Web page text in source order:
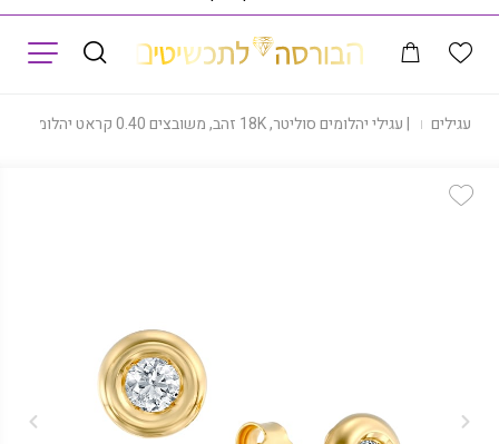
עגילים |עגילי יהלומים סוליטר, 18K זהב, משובצים 0.40 קראט יהלומים, דגם EDC040NEW